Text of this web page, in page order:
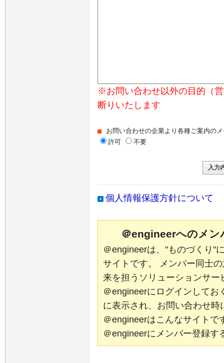
※お問い合わせ以外の目的（
断りいたします
お問い合わせの企業より各種ご案内の
許可
不要
個人情報保護方針について
＠engineerへのメン
＠engineerは、"ものづくり"
サイトです。 メンバー同士
来を担うソリューションサ
＠engineerにログインしてお
に表示され、お問い合わせ時
＠engineerはこんなサイ
＠engineerにメンバー登